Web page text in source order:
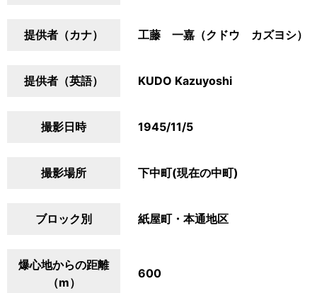
提供者（カナ） 工藤 一嘉（クドウ カズヨシ）
提供者（英語） KUDO Kazuyoshi
撮影日時 1945/11/5
撮影場所 下中町(現在の中町)
ブロック別 紙屋町・本通地区
爆心地からの距離
（m）
600